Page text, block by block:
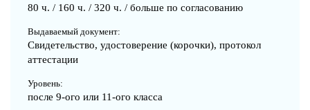
80 ч. / 160 ч. / 320 ч. / больше по согласованию
Выдаваемый документ:
Свидетельство, удостоверение (корочки), протокол
аттестации
Уровень:
после 9-ого или 11-ого класса